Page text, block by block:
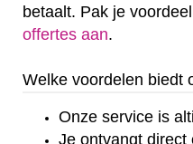
betaalt. Pak je
offertes aan.
Welke voordelen biedt
Onze service is
Je ontvangt direct